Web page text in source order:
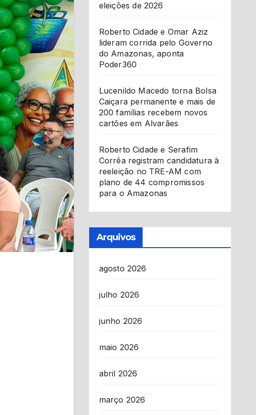
eleições de 2026
Roberto Cidade e Omar Aziz
lideram corrida pelo Governo
do Amazonas, aponta
Poder360
Lucenildo Macedo torna Bolsa
Caiçara permanente e mais de
200 famílias recebem novos
cartões em Alvarães
Roberto Cidade e Serafim
Corrêa registram candidatura à
reeleição no TRE-AM com
plano de 44 compromissos
para o Amazonas
Arquivos
agosto 2026
julho 2026
junho 2026
maio 2026
abril 2026
março 2026